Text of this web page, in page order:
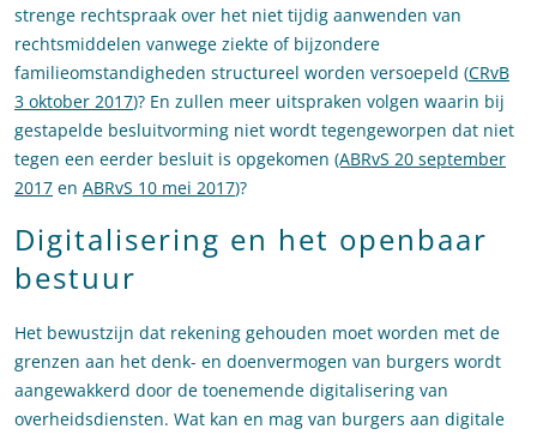
strenge rechtspraak over het niet tijdig aanwenden van
rechtsmiddelen vanwege ziekte of bijzondere
familieomstandigheden structureel worden versoepeld (CRvB
3 oktober 2017)? En zullen meer uitspraken volgen waarin bij
gestapelde besluitvorming niet wordt tegengeworpen dat niet
tegen een eerder besluit is opgekomen (ABRvS 20 september
2017 en ABRvS 10 mei 2017)?
Digitalisering en het openbaar
bestuur
Het bewustzijn dat rekening gehouden moet worden met de
grenzen aan het denk- en doenvermogen van burgers wordt
aangewakkerd door de toenemende digitalisering van
overheidsdiensten. Wat kan en mag van burgers aan digitale